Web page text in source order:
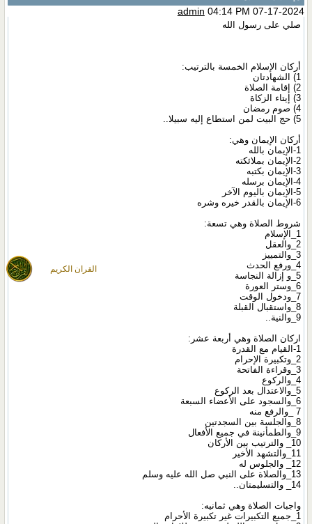
القران الكريم
admin 04:14 PM 07-17-2024
صلي على رسول الله
أركان الإسلام الخمسة بالترتيب:
1) الشهادتان
2) إقامة الصلاة
3) إيتاء الزكاة
4) صوم رمضان
5) حج البيت لمن استطاع إليه سبيلا..
أركان الإيمان وهي:
1-الإيمان بالله
2-الإيمان بملائكته
3-الإيمان بكتبه
4-الإيمان برسله
5-الإيمان باليوم الآخر
6-الإيمان بالقدر خيره وشره
شروط الصلاة وهي تسعة:
1_الإسلام
2_والعقل
3_والتمييز
4_ورفع الحدث
5_و إزالة النجاسة
6_وستر العورة
7_ودخول الوقت
8_واستقبال القبلة
9_والنية..
اركان الصلاة وهي أربعة عشر:
1-القيام مع القدرة
2_وتكبيرة الإحرام
3_وقراءة الفاتحة
4_والركوع
5_والاعتدال بعد الركوع
6_والسجود على الأعضاء السبعة
7 _والرفع منه
8_والجلسة بين السجدتين
9_والطمأنينة في جميع الأفعال
10_ والترتيب بين الأركان
11_والتشهد الأخير
12_ والجلوس له
13_والصلاة على النبي صل الله عليه وسلم
14_ والتسليمتان..
واجبات الصلاة وهي ثمانيه:
1_جميع التكبيرات غير تكبيرة الأحرام